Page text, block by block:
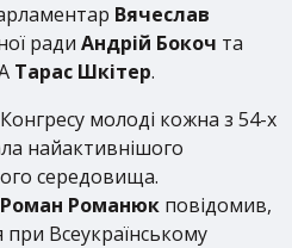
Вячеслав
ради Андрій Бокоч та
Тарас Шкітер.
молоді кожна з 54-х
найактивнішого
середовища.
Роман Романюк повідомив,
при Всеукраїнському